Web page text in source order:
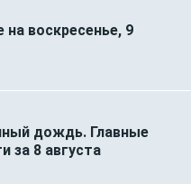
воскресенье, 9
дождь. Главные
за 8 августа